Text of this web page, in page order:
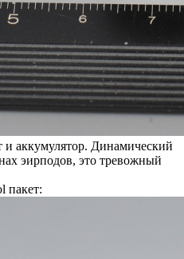
аккумулятор. Динамический
эирподов, это тревожный
пакет: